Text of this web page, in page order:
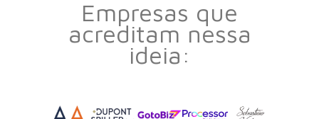
Empresas que
acreditam nessa
ideia: